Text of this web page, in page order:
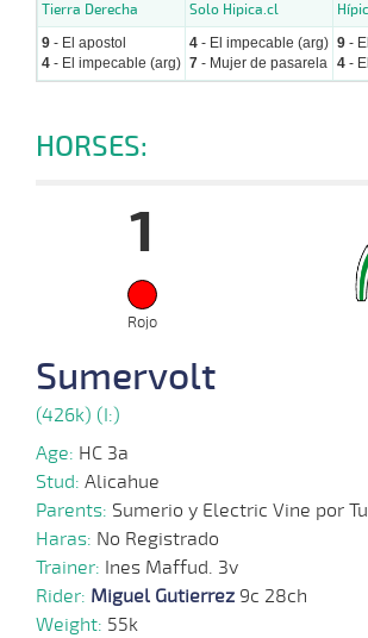
Tierra Derecha Solo Hipica.cl
9 - El apostol
4 - El impecable (arg)
4 - El impecable (arg)
7 - Mujer de pasarela
9 -
4 -
HORSES:
1
Rojo
Sumervolt
(426k) (I:)
Age: HC 3a
Stud: Alicahue
Parents: Sumerio y Electric Vine por
Haras: No Registrado
Trainer: Ines Maffud. 3v
Rider: Miguel Gutierrez 9c 28ch
Weight: 55k